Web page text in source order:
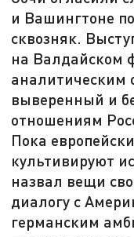
и Вашингтоне
сквозняк.
на Валдайском
аналитическим
выверенный и
отношениям
Пока
культивируют
назвал вещи
диалогу с
германским